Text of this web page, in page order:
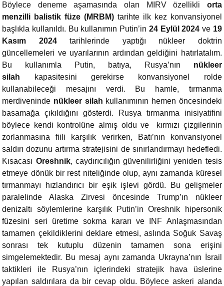
Böylece deneme aşamasında olan MIRV özellikli orta
menzilli balistik füze (MRBM) tarihte ilk kez konvansiyonel
başlıkla kullanıldı. Bu kullanımın Putin’in 24 Eylül 2024 ve 19
Kasım 2024tarihlerinde yaptığı nükleer doktrin
güncellemeleri ve uyarılarının ardından geldiğini hatırlatalım.
Bu kullanımla Putin, batıya, Rusya’nın nükleer
silah kapasitesini gerekirse konvansiyonel rolde
kullanabileceği mesajını verdi. Bu hamle, tırmanma
merdiveninde nükleer silah kullanımının hemen öncesindeki
basamağa çıkıldığını gösterdi. Rusya tırmanma inisiyatifini
böylece kendi kontrolüne almış oldu ve kırmızı çizgilerinin
zorlanmasına fiili karşılık verirken, Batı’nın konvansiyonel
saldırı dozunu artırma stratejisini de sınırlandırmayı hedefledi.
Kısacası Oreshnik, caydırıcılığın güvenilirliğini yeniden tesis
etmeye dönük bir rest niteliğinde olup, aynı zamanda küresel
tırmanmayı hızlandırıcı bir eşik işlevi gördü. Bu gelişmeler
paralelinde Alaska Zirvesi öncesinde Trump’ın nükleer
denizaltı söylemlerine karşılık Putin’in Oreshnik hipersonik
füzesini seri üretime sokma kararı ve INF Anlaşmasından
tamamen çekildiklerini deklare etmesi, aslında Soğuk Savaş
sonrası tek kutuplu düzenin tamamen sona erişini
simgelemektedir. Bu mesaj aynı zamanda Ukrayna’nın İsrail
taktikleri ile Rusya’nın içlerindeki stratejik hava üslerine
yapılan saldırılara da bir cevap oldu. Böylece askeri alanda